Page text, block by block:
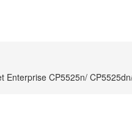
CP5525n/